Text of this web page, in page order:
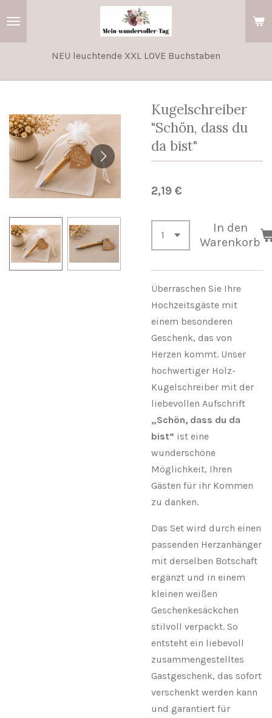
NEU leuchtende XXL LOVE Buchstaben
Kugelschreiber
"Schön, dass du
da bist"
2,19 €
In den
Warenkorb
Überraschen Sie Ihre
Hochzeitsgäste mit
einem besonderen
Geschenk, das von
Herzen kommt. Unser
hochwertiger Holz-
Kugelschreiber mit der
liebevollen Aufschrift
„Schön, dass du da
bist“ ist eine
wunderschöne
Möglichkeit, Ihren
Gästen für ihr Kommen
zu danken.
Das Set wird durch einen
passenden Herzanhänger
mit derselben Botschaft
ergänzt und in einem
kleinen weißen
Geschenkesäckchen
stilvoll verpackt. So
entsteht ein liebevoll
zusammengestelltes
Gastgeschenk, das sofort
verschenkt werden kann
und garantiert für